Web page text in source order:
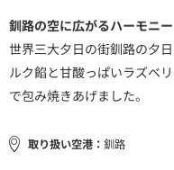
釧路の空に広がるハーモニー
世界三大夕日の街釧路の夕
ルク餡と甘酸っぱいラズベ
で包み焼きあげました。
取り扱い空港： 釧路